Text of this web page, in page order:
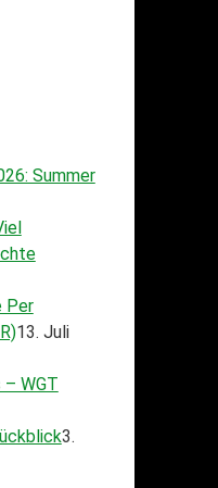
Summer
Per
13. Juli
– WGT
3.